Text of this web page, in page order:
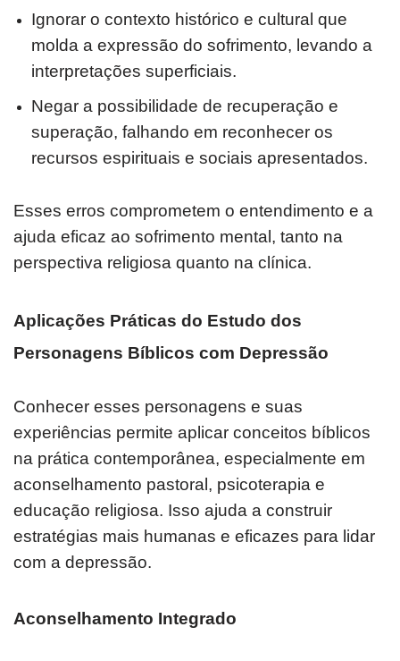
Ignorar o contexto histórico e cultural que
molda a expressão do sofrimento, levando a
interpretações superficiais.
Negar a possibilidade de recuperação e
superação, falhando em reconhecer os
recursos espirituais e sociais apresentados.
Esses erros comprometem o entendimento e a
ajuda eficaz ao sofrimento mental, tanto na
perspectiva religiosa quanto na clínica.
Aplicações Práticas do Estudo dos
Personagens Bíblicos com Depressão
Conhecer esses personagens e suas
experiências permite aplicar conceitos bíblicos
na prática contemporânea, especialmente em
aconselhamento pastoral, psicoterapia e
educação religiosa. Isso ajuda a construir
estratégias mais humanas e eficazes para lidar
com a depressão.
Aconselhamento Integrado